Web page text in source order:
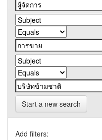
Start a new search
Add filters: